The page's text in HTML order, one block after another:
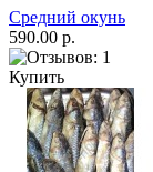
Средний окунь
590.00 р.
Купить